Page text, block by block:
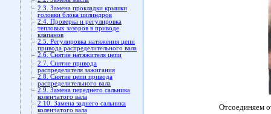
2.3. Замена прокладки крышки
головки блока цилиндров
2.4. Проверка и регулировка
тепловых зазоров в приводе
клапанов
2.5. Регулировка натяжения цепи
привода распределительного вала
2.6. Снятие натяжителя цепи
2.7. Снятие привода
распределителя зажигания
2.8. Снятие цепи привода
распределительного вала
2.9. Замена переднего сальника
коленчатого вала
2.10. Замена заднего сальника
коленчатого вала
Отсоединяем